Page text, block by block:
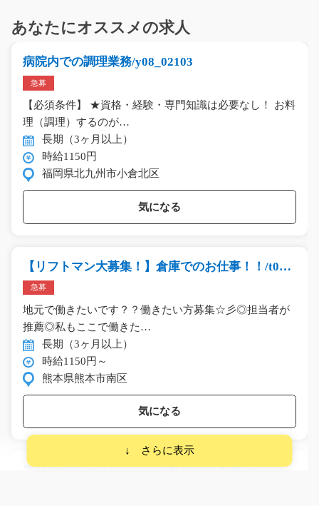
あなたにオススメの求人
病院内での調理業務/y08_02103
急募
【必須条件】 ★資格・経験・専門知識は必要なし！ お料
理（調理）するのが…
長期（3ヶ月以上）
時給1150円
福岡県北九州市小倉北区
気になる
【リフトマン大募集！】倉庫でのお仕事！！/t03_
00594
急募
地元で働きたいです？？働きたい方募集☆彡◎担当者が
推薦◎私もここで働きた…
長期（3ヶ月以上）
時給1150円～
熊本県熊本市南区
気になる
製品の袋詰めとかんたん原料の補充作業/y04_0045